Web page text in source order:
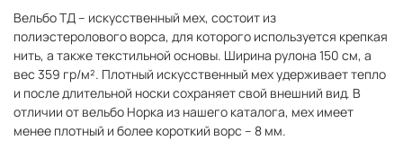
Вельбо ТД – искусственный мех, состоит из
полиэстеролового ворса, для которого используется крепкая
нить, а также текстильной основы. Ширина рулона 150 см, а
вес 359 гр/м². Плотный искусственный мех удерживает тепло
и после длительной носки сохраняет свой внешний вид. В
отличии от вельбо Норка из нашего каталога, мех имеет
менее плотный и более короткий ворс – 8 мм.